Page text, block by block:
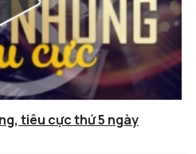
tiêu cực thứ 5 ngày